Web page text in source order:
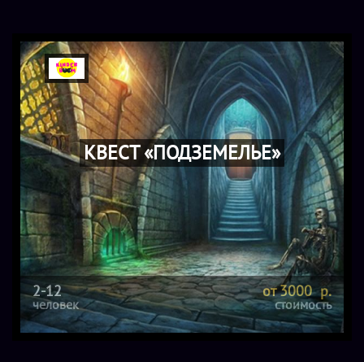
КВЕСТ «ПОДЗЕМЕЛЬЕ»
2-12
человек
от 3000 р.
стоимость